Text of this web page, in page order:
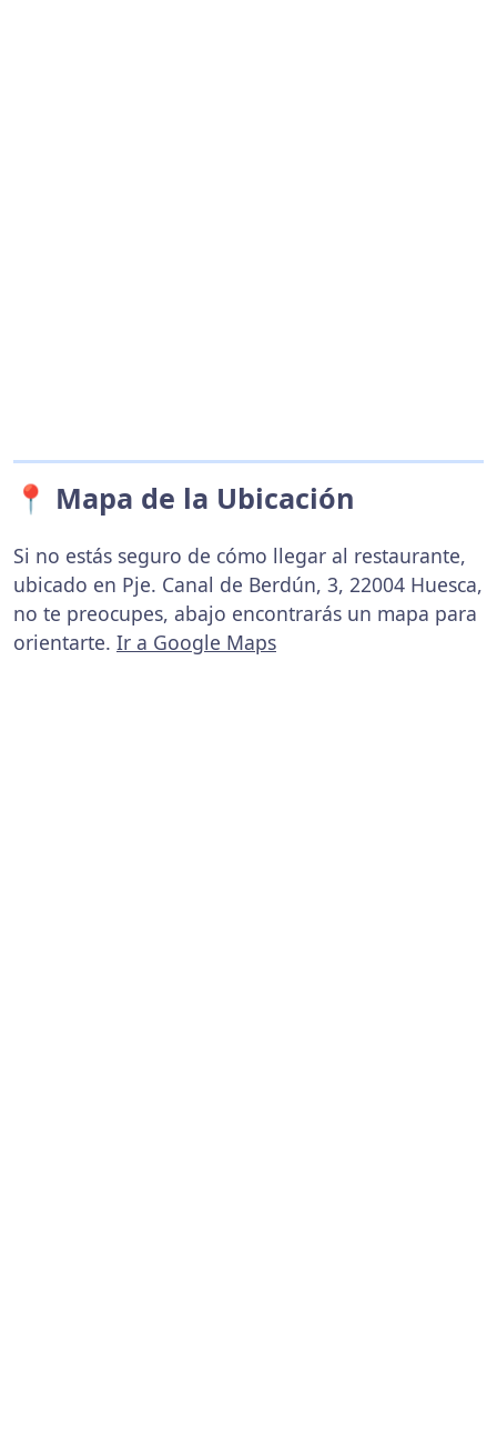
📍 Mapa de la Ubicación
Si no estás seguro de cómo llegar al restaurante,
ubicado en Pje. Canal de Berdún, 3, 22004 Huesca,
no te preocupes, abajo encontrarás un mapa para
orientarte. Ir a Google Maps